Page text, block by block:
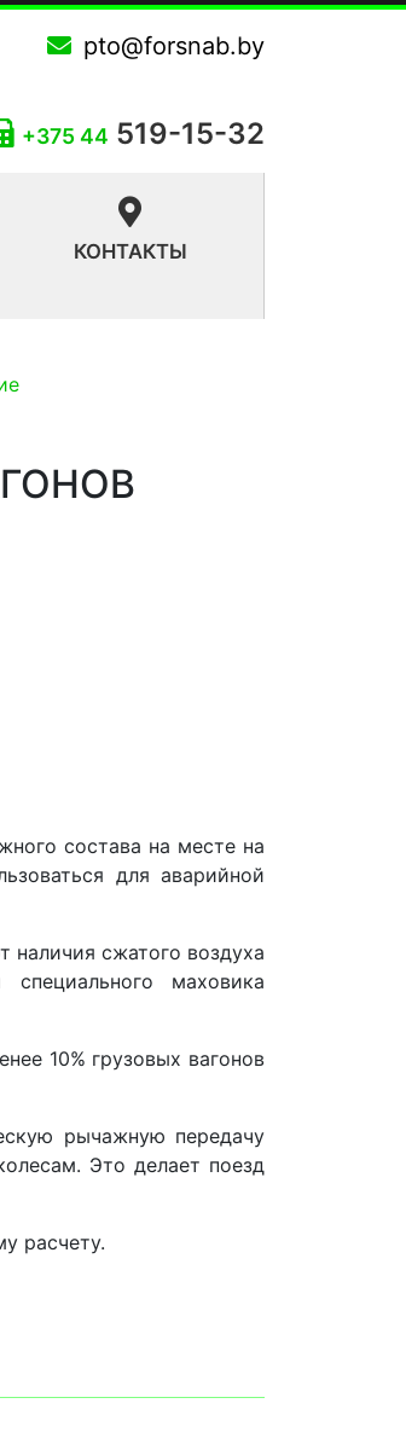
pto@forsnab.by
+375 44 519-15-32
КОНТАКТЫ
состава на месте на
для аварийной
наличия сжатого воздуха
маховика
10% грузовых вагонов
рычажную передачу
Это делает поезд
расчету.